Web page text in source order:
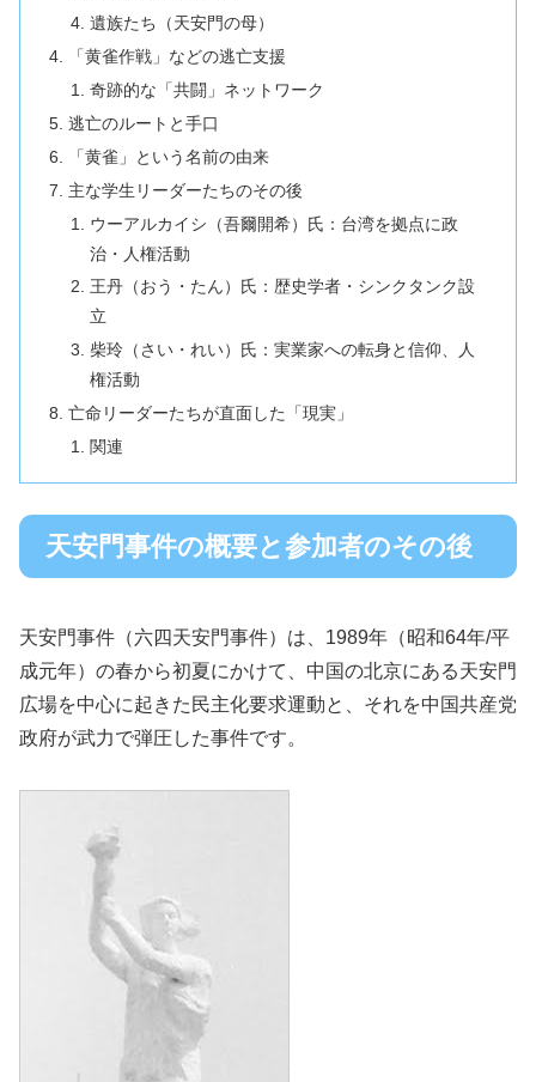
遺族たち（天安門の母）
「黄雀作戦」などの逃亡支援
奇跡的な「共闘」ネットワーク
逃亡のルートと手口
「黄雀」という名前の由来
主な学生リーダーたちのその後
ウーアルカイシ（吾爾開希）氏：台湾を拠点に政
治・人権活動
王丹（おう・たん）氏：歴史学者・シンクタンク設
立
柴玲（さい・れい）氏：実業家への転身と信仰、人
権活動
亡命リーダーたちが直面した「現実」
関連
天安門事件の概要と参加者のその後
天安門事件（六四天安門事件）は、1989年（昭和64年/平
成元年）の春から初夏にかけて、中国の北京にある天安門
広場を中心に起きた民主化要求運動と、それを中国共産党
政府が武力で弾圧した事件です。